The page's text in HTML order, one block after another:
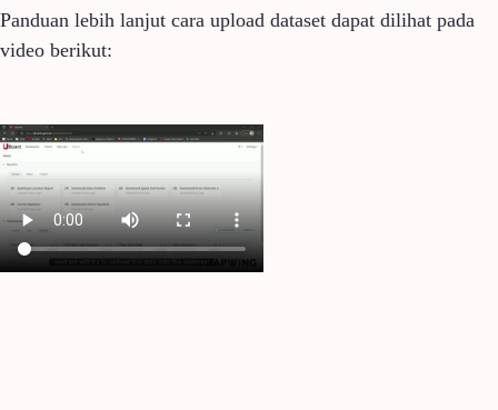
Panduan lebih lanjut cara upload dataset dapat dilihat pada
video berikut: